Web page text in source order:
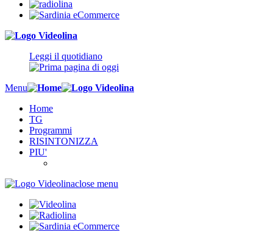
Leggi il quotidiano
Menu
Home
TG
Programmi
RISINTONIZZA
PIU'
close menu